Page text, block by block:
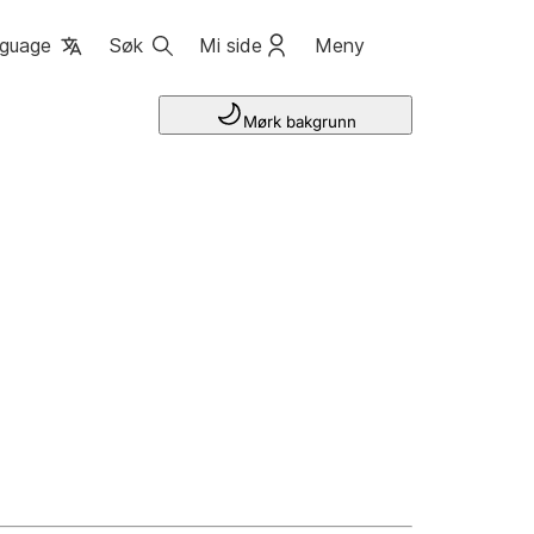
Søk Mi side Meny
Mørk bakgrunn